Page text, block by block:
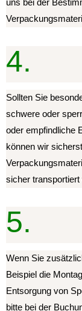
uns bei der
4.
Sollten Sie
schwere oder
oder empfindliche
können wir
sicher transportiert
5.
Wenn Sie
Beispiel die
Entsorgung von
bitte bei der